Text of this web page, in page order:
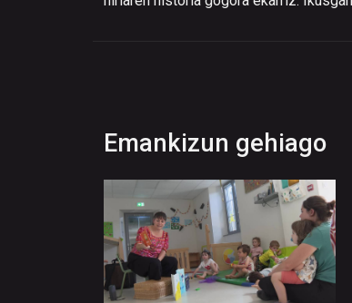
Emankizun gehiago